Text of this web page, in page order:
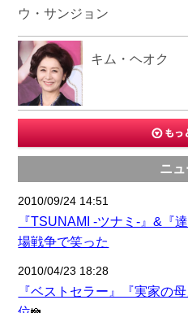
ウ・サンジョン
キム・ヘオク
ニュ
2010/09/24 14:51
『TSUNAMI -ツナミ-』&『
場戦争で笑った
2010/04/23 18:28
『ベストセラー』『実家の